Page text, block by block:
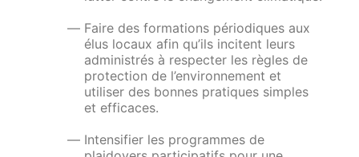
Faire des formations périodiques aux
élus locaux afin qu’ils incitent leurs
administrés à respecter les règles de
protection de l’environnement et
utiliser des bonnes pratiques simples
et efficaces.
Intensifier les programmes de